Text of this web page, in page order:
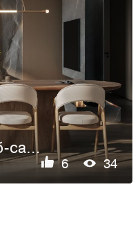
Наполнение для веб-сайта napili-li.ru Овальный обеденный стол ХОЛЬМ Дуб
6 34